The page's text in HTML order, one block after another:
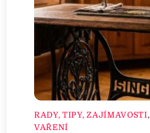
RADY, TIPY, ZAJÍMAVOSTI,
VAŘENÍ